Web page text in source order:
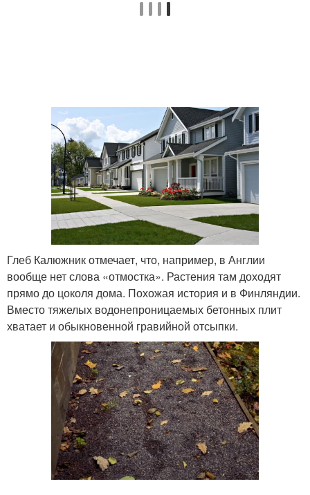
Глеб Калюжник отмечает, что, например, в Англии
вообще нет слова «отмостка». Растения там доходят
прямо до цоколя дома. Похожая история и в Финляндии.
Вместо тяжелых водонепроницаемых бетонных плит
хватает и обыкновенной гравийной отсыпки.